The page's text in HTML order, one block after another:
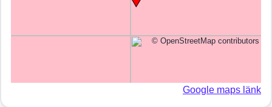
© OpenStreetMap contributors
Google maps länk